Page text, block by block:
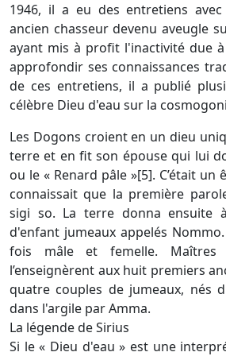
1946, il a eu des entretiens
ancien chasseur devenu aveugle
ayant mis à profit l'inactivité due
approfondir ses connaissances
de ces entretiens, il a publié
célèbre Dieu d'eau sur la
Les Dogons croient en un dieu
terre et en fit son épouse qui lui
ou le « Renard pâle »[5]. C’était
connaissait que la première
sigi so. La terre donna ensuite
d'enfant jumeaux appelés
fois mâle et femelle.
l’enseignèrent aux huit premiers
quatre couples de jumeaux, nés
dans l'argile par Amma.
La légende de Sirius
Si le « Dieu d'eau » est une